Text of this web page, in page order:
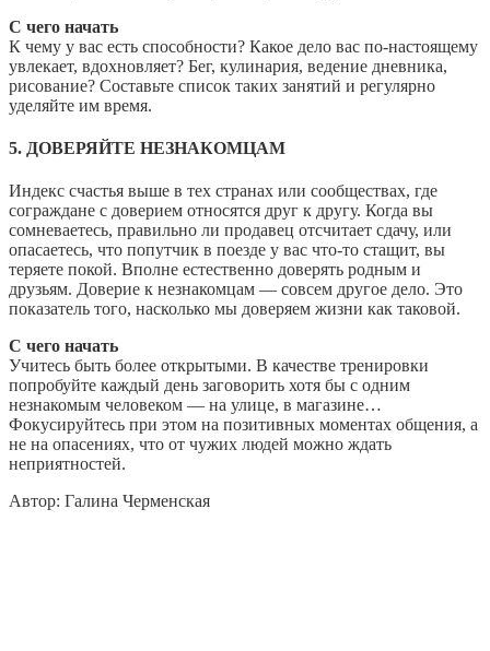
С чего начать
К чему у вас есть способности? Какое дело вас по-настоящему
увлекает, вдохновляет? Бег, кулинария, ведение дневника,
рисование? Составьте список таких занятий и регулярно
уделяйте им время.
5. ДОВЕРЯЙТЕ НЕЗНАКОМЦАМ
Индекс счастья выше в тех странах или сообществах, где
сограждане с доверием относятся друг к другу. Когда вы
сомневаетесь, правильно ли продавец отсчитает сдачу, или
опасаетесь, что попутчик в поезде у вас что-то стащит, вы
теряете покой. Вполне естественно доверять родным и
друзьям. Доверие к незнакомцам — совсем другое дело. Это
показатель того, насколько мы доверяем жизни как таковой.
С чего начать
Учитесь быть более открытыми. В качестве тренировки
попробуйте каждый день заговорить хотя бы с одним
незнакомым человеком — на улице, в магазине…
Фокусируйтесь при этом на позитивных моментах общения, а
не на опасениях, что от чужих людей можно ждать
неприятностей.
Автор: Галина Черменская